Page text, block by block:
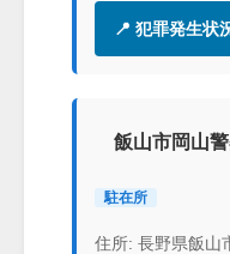
📍 犯罪発生状
飯山市岡山
駐在所
住所: 長野県飯山